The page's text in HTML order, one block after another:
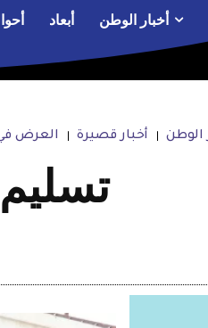
أخبار الوطن أبعاد
الوطن أخبار قصيرة العرض